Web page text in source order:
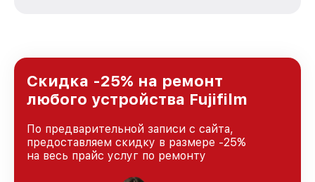
Ростове-на-Дону, постоянно повышая уровень
доверия и лояльности наших клиентов.
Скидка -25% на ремонт
любого устройства Fujifilm
По предварительной записи с сайта,
предоставляем скидку в размере -25%
на весь прайс услуг по ремонту